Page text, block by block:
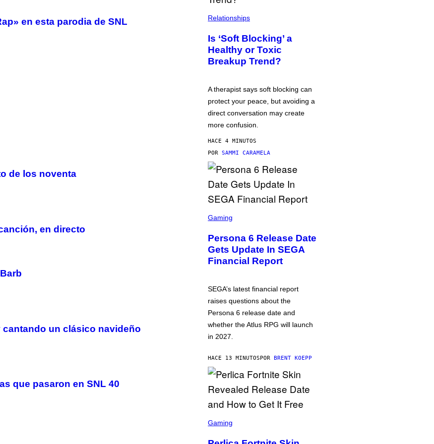
en esta parodia de SNL
de los noventa
en directo
cantando un clásico navideño
que pasaron en SNL 40
Relationships
Is ‘Soft Blocking’ a
Healthy or Toxic
Breakup Trend?
A therapist says soft blocking can
protect your peace, but avoiding a
direct conversation may create
more confusion.
HACE 4 MINUTOS
POR SAMMI CARAMELA
C
E
N
S
H
A
T
U
Gaming
Persona 6 Release Date
Gets Update In SEGA
Financial Report
SEGA’s latest financial report
raises questions about the
Persona 6 release date and
whether the Atlus RPG will launch
in 2027.
HACE 13 MINUTOSPOR BRENT KOEPP
C
Gaming